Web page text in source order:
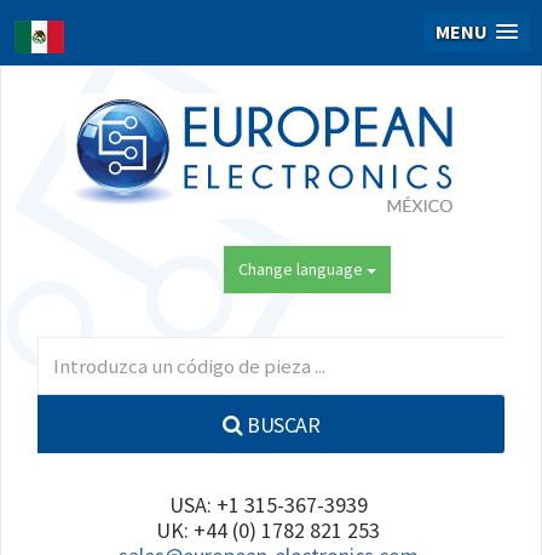
MENU
Change language
BUSCAR
USA: +1 315-367-3939
UK: +44 (0) 1782 821 253